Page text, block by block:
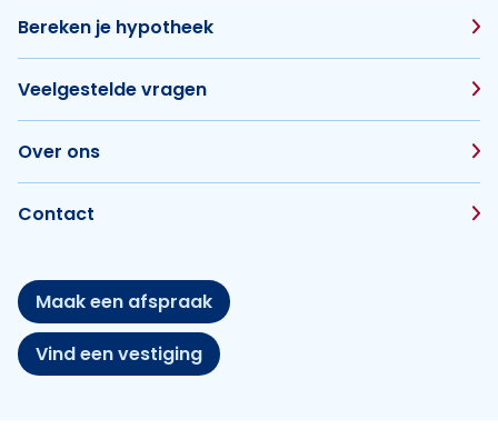
Bereken je hypotheek
Veelgestelde vragen
Over ons
Contact
Maak een afspraak
Vind een vestiging